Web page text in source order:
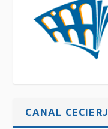
CANAL CECIERJ